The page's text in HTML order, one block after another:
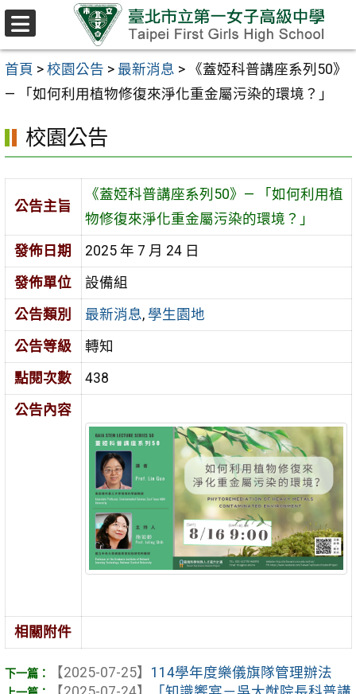
跳至主要內容區
首頁 > 校園公告 > 最新消息 >
《蓋婭科普講座系列50》
— 「如何利用植物修復來淨化重金屬污染的環境？」
校園公告
公告主旨
《蓋婭科普講座系列50》— 「如何利用植
物修復來淨化重金屬污染的環境？」
發佈日期
2025 年 7 月 24 日
發佈單位
設備組
公告類別
最新消息, 學生園地
公告等級
轉知
點閱次數
438
公告內容
相關附件
【2025-07-25】 114學年度樂儀旗隊管理辦法
選
單